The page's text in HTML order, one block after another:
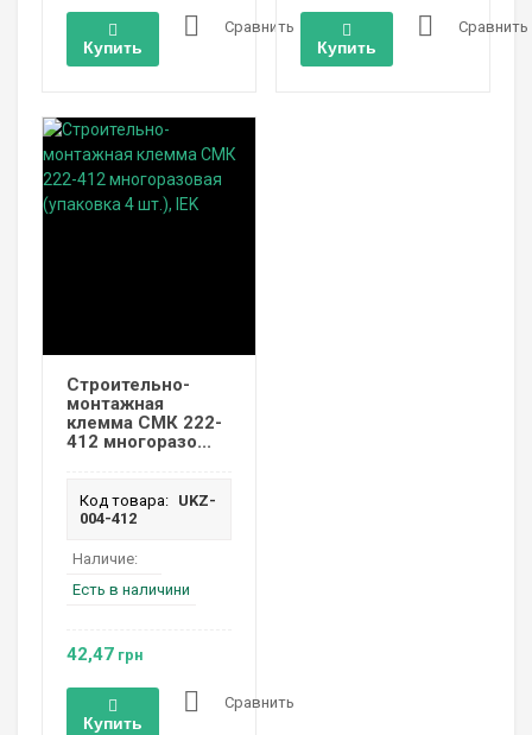
Купить
Сравнить
Купить
Сравнить
Строительно-
монтажная
клемма СМК 222-
412 многоразо...
Код товара: UKZ-
004-412
Наличие:
Есть в наличини
42,47 грн
Купить
Сравнить